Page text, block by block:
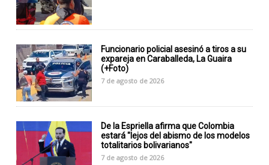
Funcionario policial asesinó a tiros a su
expareja en Caraballeda, La Guaira
(+Foto)
7 de agosto de 2026
De la Espriella afirma que Colombia
estará "lejos del abismo de los modelos
totalitarios bolivarianos"
7 de agosto de 2026